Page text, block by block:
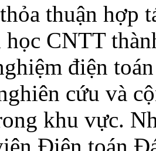
thuận hợp
học CNTT
điện
cứu và
khu vực.
Điện toán